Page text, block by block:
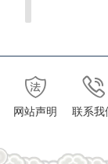
网站声明 联系我